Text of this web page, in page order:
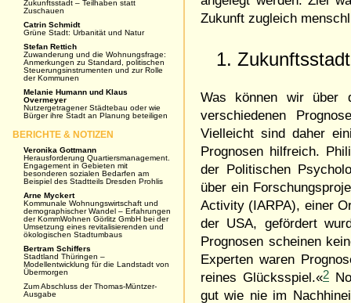
Zukunft zugleich
1.
Was können wir über
verschiedenen
Vielleicht sind daher
Prognosen hilfreich.
der Politischen
über ein
Activity (IARPA), einer
der USA, gefördert
Prognosen scheinen
Experten waren
reines Glücksspiel.«2
gut wie nie im
Zukunftsstadt – Teilhaben statt
Zuschauen
Catrin Schmidt
Grüne Stadt: Urbanität und Natur
Stefan Rettich
Zuwanderung und die Wohnungsfrage:
Anmerkungen zu Standard, politischen
Steuerungsinstrumenten und zur Rolle
der Kommunen
Melanie Humann und Klaus
Overmeyer
Nutzergetragener Städtebau oder wie
Bürger ihre Stadt an Planung beteiligen
BERICHTE & NOTIZEN
Veronika Gottmann
Herausforderung Quartiersmanagement.
Engagement in Gebieten mit
besonderen sozialen Bedarfen am
Beispiel des Stadtteils Dresden Prohlis
Arne Myckert
Kommunale Wohnungswirtschaft und
demographischer Wandel – Erfahrungen
der KommWohnen Görlitz GmbH bei der
Umsetzung eines revitalisierenden und
ökologischen Stadtumbaus
Bertram Schiffers
Stadtland Thüringen –
Modellentwicklung für die Landstadt von
Übermorgen
Zum Abschluss der Thomas-Müntzer-
Ausgabe